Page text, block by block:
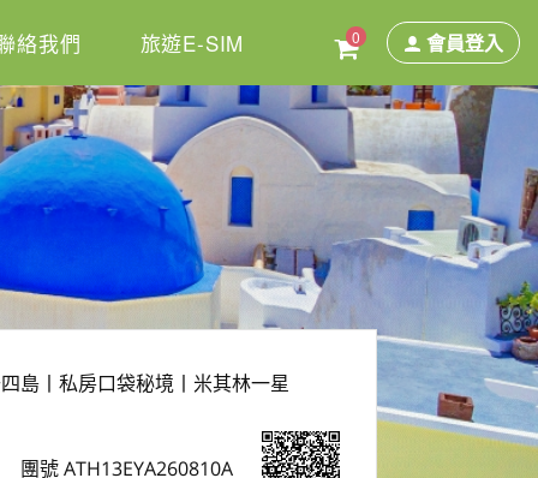
絡我們 旅遊E-SIM 0 會員登入
島丨私房口袋秘境丨米其林一星
團號 ATH13EYA260810A